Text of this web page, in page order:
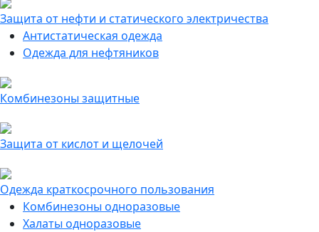
Защита от нефти и статического электричества
Антистатическая одежда
Одежда для нефтяников
Комбинезоны защитные
Защита от кислот и щелочей
Одежда краткосрочного пользования
Комбинезоны одноразовые
Халаты одноразовые